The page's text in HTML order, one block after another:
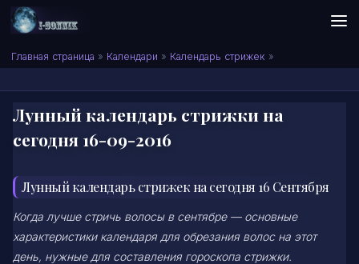
Skip to content
Сонник I-SONNIK.COM
Главная страница » Календари » Календарь стрижек »
Лунный календарь стрижки на
сегодня 16-09-2016
Лунный календарь стрижек на сегодня 16 Сентября
Когда лучше стричь волосы в сентябре — основные
характеристики календаря для обрезания волос на этот
день, нужные для составления гороскопа стрижки.